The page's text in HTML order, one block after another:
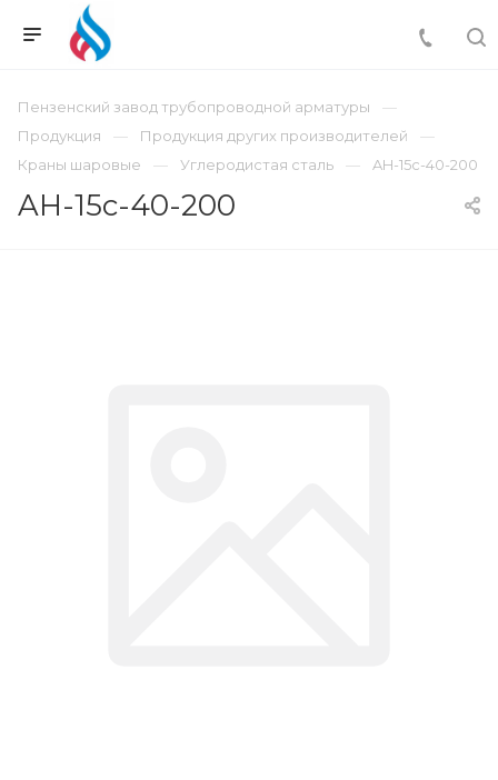
Пензенский завод трубопроводной арматуры
Продукция
Продукция других производителей
Краны шаровые
Углеродистая сталь AH-15c-40-200
AH-15c-40-200